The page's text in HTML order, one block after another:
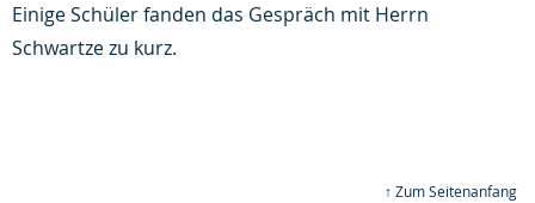
Einige Schüler fanden das Gespräch mit Herrn
Schwartze zu kurz.
↑ Zum Seitenanfang